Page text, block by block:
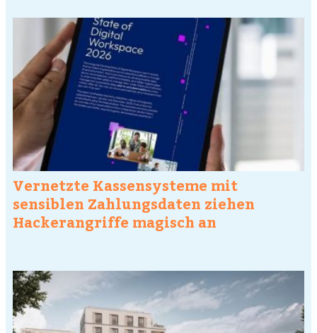
Vernetzte Kassensysteme mit
sensiblen Zahlungsdaten ziehen
Hackerangriffe magisch an